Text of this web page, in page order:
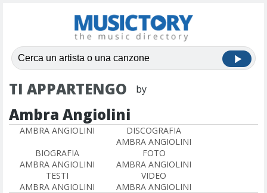
TI APPARTENGO by
Ambra Angiolini
AMBRA ANGIOLINI
DISCOGRAFIA
AMBRA ANGIOLINI
BIOGRAFIA
AMBRA ANGIOLINI
FOTO
AMBRA ANGIOLINI
TESTI
AMBRA ANGIOLINI
VIDEO
AMBRA ANGIOLINI